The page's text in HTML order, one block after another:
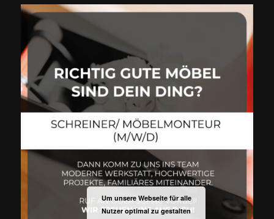
Um unsere Webseite für alle
Nutzer optimal zu gestalten